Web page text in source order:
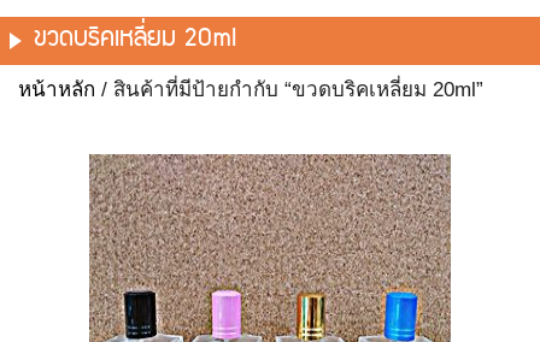
ขวดบริคเหลี่ยม 20ml
หน้าหลัก / สินค้าที่มีป้ายกำกับ “ขวดบริคเหลี่ยม 20ml”